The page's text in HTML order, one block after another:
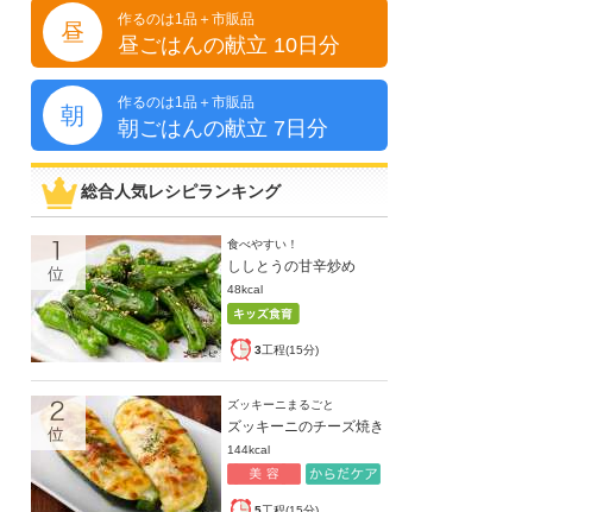
昼 作るのは1品＋市販品
昼ごはんの献立 10日分
朝 作るのは1品＋市販品
朝ごはんの献立 7日分
総合人気レシピランキング
食べやすい！
ししとうの甘辛炒め
48kcal
3工程(15分)
ズッキーニまるごと
ズッキーニのチーズ焼き
144kcal